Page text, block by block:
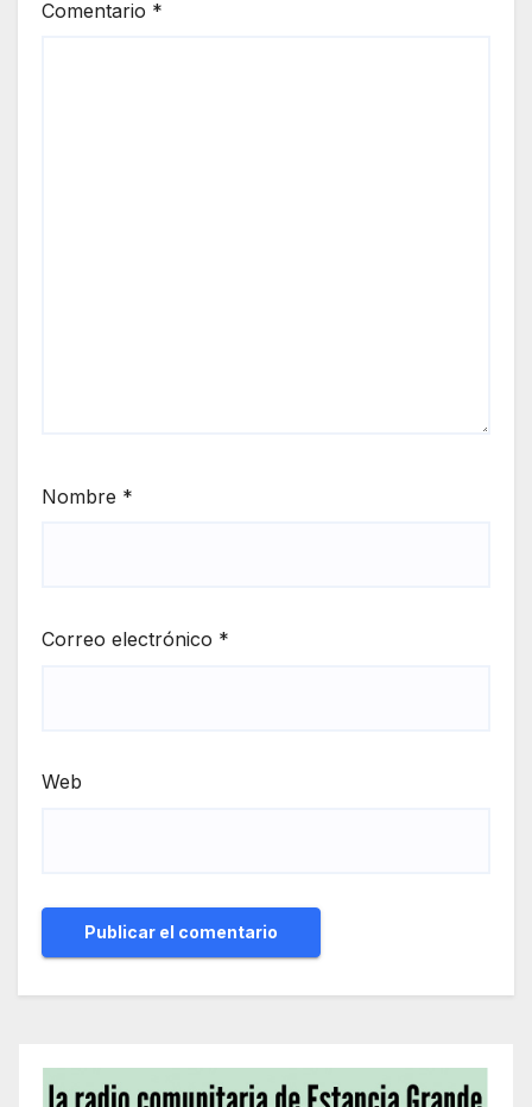
Comentario *
Nombre *
Correo electrónico *
Web